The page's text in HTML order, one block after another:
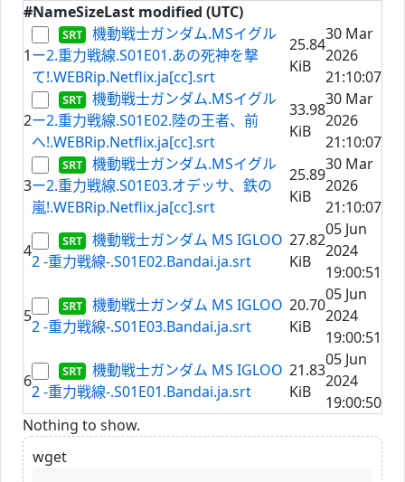
#NameSizeLast modified (UTC)
1
機動戦士ガンダム.MSイグル
ー2.重力戦線.S01E01.あの死神を撃
て!.WEBRip.Netflix.ja[cc].srt
25.84
KiB
30 Mar
2026
21:10:07
2
機動戦士ガンダム.MSイグル
ー2.重力戦線.S01E02.陸の王者、前
へ!.WEBRip.Netflix.ja[cc].srt
33.98
KiB
30 Mar
2026
21:10:07
3
機動戦士ガンダム.MSイグル
ー2.重力戦線.S01E03.オデッサ、鉄の
嵐!.WEBRip.Netflix.ja[cc].srt
25.89
KiB
30 Mar
2026
21:10:07
4
機動戦士ガンダム MS IGLOO
2 -重力戦線-.S01E02.Bandai.ja.srt
27.82
KiB
05 Jun
2024
19:00:51
5
機動戦士ガンダム MS IGLOO
2 -重力戦線-.S01E03.Bandai.ja.srt
20.70
KiB
05 Jun
2024
19:00:51
6
機動戦士ガンダム MS IGLOO
2 -重力戦線-.S01E01.Bandai.ja.srt
21.83
KiB
05 Jun
2024
19:00:50
Nothing to show.
wget